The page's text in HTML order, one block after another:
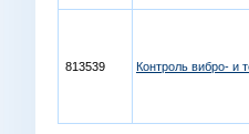
813539 Контроль вибро- и